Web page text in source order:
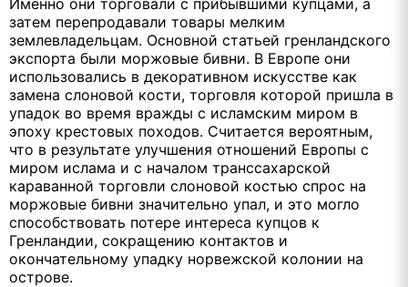
затем перепродавали товары мелким
землевладельцам. Основной статьей гренландского
экспорта были моржовые бивни. В Европе они
использовались в декоративном искусстве как
замена слоновой кости, торговля которой пришла в
упадок во время вражды с исламским миром в
эпоху крестовых походов. Считается вероятным,
что в результате улучшения отношений Европы с
миром ислама и с началом транссахарской
караванной торговли слоновой костью спрос на
моржовые бивни значительно упал, и это могло
способствовать потере интереса купцов к
Гренландии, сокращению контактов и
окончательному упадку норвежской колонии на
острове.